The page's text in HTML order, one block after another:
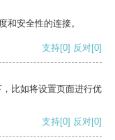
和安全性的连接。
支持[0] 反对[0]
比如将设置页面进行优
支持[0] 反对[0]